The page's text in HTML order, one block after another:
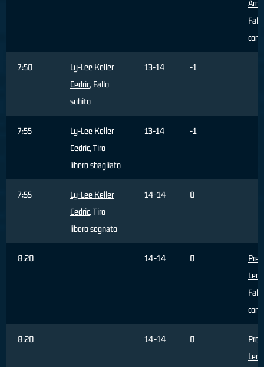
Fallo
7:50
Ly-Lee Keller
Cedric, Fallo
subito
13-14 -1
7:55
Ly-Lee Keller
Cedric, Tiro
libero sbagliato
13-14 -1
7:55
Ly-Lee Keller
Cedric, Tiro
libero segnato
14-14 0
8:20 14-14 0
Fallo
8:20 14-14 0